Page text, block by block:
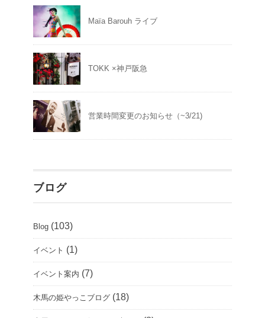
Maïa Barouh ライブ
TOKK ×神戸阪急
営業時間変更のお知らせ（~3/21)
ブログ
Blog (103)
イベント (1)
イベント案内 (7)
木馬の姫やっこブログ (18)